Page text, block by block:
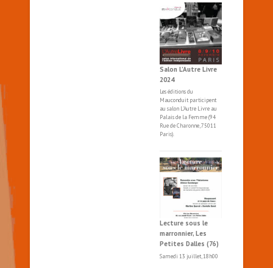
Salon L’Autre Livre
2024
Les éditions du
Mauconduit participent
au salon L'Autre Livre au
Palais de la Femme (94
Rue de Charonne, 75011
Paris).
Lecture sous le
marronnier, Les
Petites Dalles (76)
Samedi 13 juillet, 18h00